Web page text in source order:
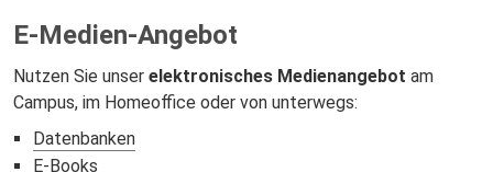
E-Medien-Angebot
Nutzen Sie unser elektronisches Medienangebot am
Campus, im Homeoffice oder von unterwegs:
Datenbanken
E-Books